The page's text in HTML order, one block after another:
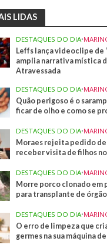
LIDAS
DESTAQUES DO DIA•
Leffs lança videoclipe de
amplia narrativa mística
Atravessada
DESTAQUES DO DIA•
Quão perigoso é o
ficar de olho e como se
DESTAQUES DO DIA•
Moraes rejeita pedido
receber visita de filhos no
DESTAQUES DO DIA•
Morre porco clonado em
para transplante de
DESTAQUES DO DIA•
O erro de limpeza que
germes na sua máquina